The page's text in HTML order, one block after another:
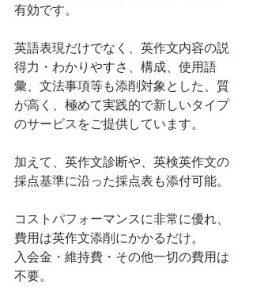
有効です。
英語表現だけでなく、英作文内容の説
得力・わかりやすさ、構成、使用語
彙、文法事項等も添削対象とした、質
が高く、極めて実践的で新しいタイプ
のサービスをご提供しています。
加えて、英作文診断や、英検英作文の
採点基準に沿った採点表も添付可能。
コストパフォーマンスに非常に優れ、
費用は英作文添削にかかるだけ。
入会金・維持費・その他一切の費用は
不要。